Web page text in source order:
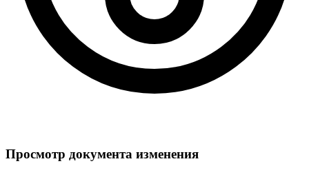
Просмотр документа изменения